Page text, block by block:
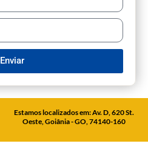
Enviar
Estamos localizados em: Av. D, 620 St.
Oeste, Goiânia - GO, 74140-160